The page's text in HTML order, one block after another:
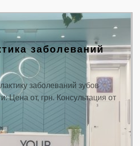
заболеваний
заболеваний зубов
Цена от, грн. Консультация от